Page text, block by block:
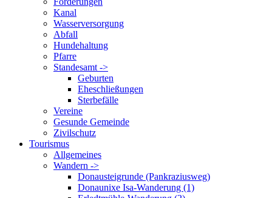
Kanal
Wasserversorgung
Abfall
Hundehaltung
Pfarre
Standesamt ->
Geburten
Eheschließungen
Sterbefälle
Vereine
Gesunde Gemeinde
Zivilschutz
Tourismus
Allgemeines
Wandern ->
Donausteigrunde (Pankraziusweg)
Donaunixe Isa-Wanderung (1)